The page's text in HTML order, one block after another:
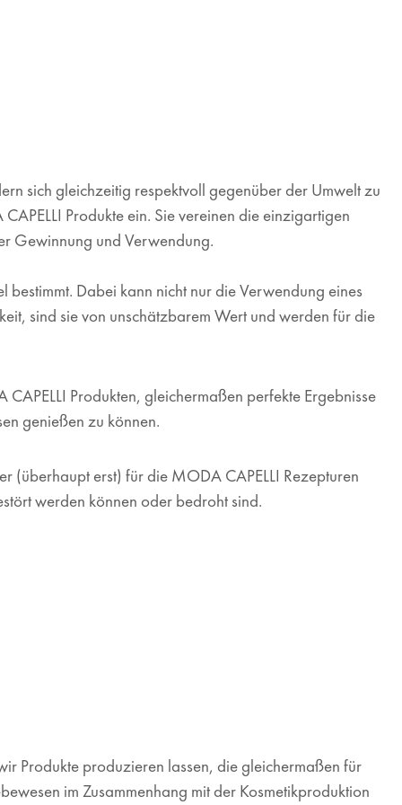
sich gleichzeitig respektvoll gegenüber der Umwelt zu
Produkte ein. Sie vereinen die einzigartigen
Gewinnung und Verwendung.
Dabei kann nicht nur die Verwendung eines
sind sie von unschätzbarem Wert und werden für die
Produkten, gleichermaßen perfekte Ergebnisse
genießen zu können.
erst) für die MODA CAPELLI Rezepturen
werden können oder bedroht sind.
Produkte produzieren lassen, die gleichermaßen für
im Zusammenhang mit der Kosmetikproduktion